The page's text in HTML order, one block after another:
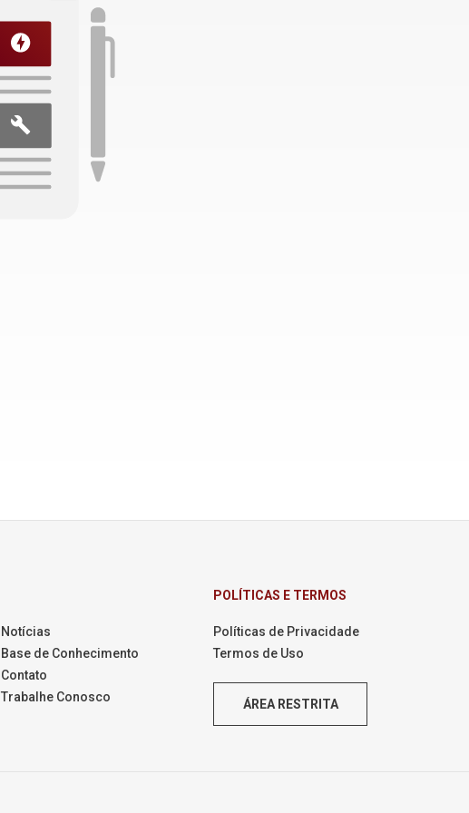
Notícias
Base de Conhecimento
Contato
Trabalhe Conosco
POLÍTICAS E TERMOS
Políticas de Privacidade
Termos de Uso
ÁREA RESTRITA